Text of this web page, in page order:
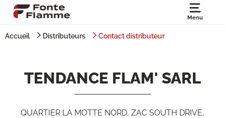
Menu
Accueil Distributeurs Contact distributeur
TENDANCE FLAM' SARL
QUARTIER LA MOTTE NORD, ZAC SOUTH DRIVE,